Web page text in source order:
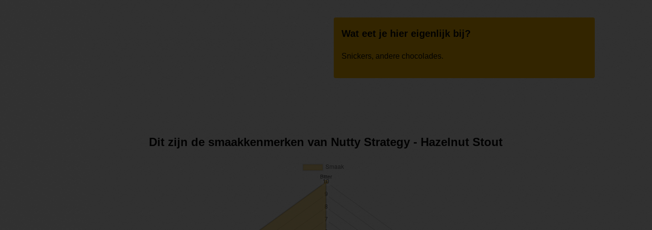
Wat eet je hier eigenlijk bij?
Snickers, andere chocolades.
Dit zijn de smaakkenmerken van Nutty Strategy - Hazelnut Stout